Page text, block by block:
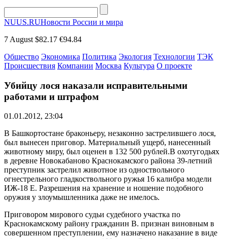
NUUS.RUНовости России и мира
7 August $82.17 €94.84
Общество Экономика Политика Экология Технологии ТЭК
Происшествия Компании Москва Культура О проекте
Убийцу лося наказали исправительными
работами и штрафом
01.01.2012, 23:04
В Башкортостане браконьеру, незаконно застрелившего лося,
был вынесен приговор. Материальный ущерб, нанесенный
животному миру, был оценен в 132 500 рублей.В охотугодьях
в деревне Новокабаново Краснокамского района 39-летний
преступник застрелил животное из одноствольного
огнестрельного гладкоствольного ружья 16 калибра модели
ИЖ-18 Е. Разрешения на хранение и ношение подобного
оружия у злоумышленника даже не имелось.
Приговором мирового судьи судебного участка по
Краснокамскому району гражданин В. признан виновным в
совершенном преступлении, ему назначено наказание в виде